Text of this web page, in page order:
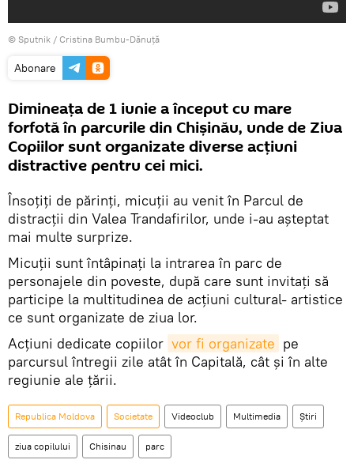
© Sputnik / Cristina Bumbu-Dănuță
Abonare
Dimineața de 1 iunie a început cu mare
forfotă în parcurile din Chișinău, unde de Ziua
Copiilor sunt organizate diverse acțiuni
distractive pentru cei mici.
Însoțiți de părinți, micuții au venit în Parcul de
distracții din Valea Trandafirilor, unde i-au așteptat
mai multe surprize.
Micuții sunt întâpinați la intrarea în parc de
personajele din poveste, după care sunt invitați să
participe la multitudinea de acțiuni cultural- artistice
ce sunt organizate de ziua lor.
Acțiuni dedicate copiilor vor fi organizate pe
parcursul întregii zile atât în Capitală, cât și în alte
regiunie ale țării.
Republica Moldova Societate Videoclub Multimedia Știri
ziua copilului Chisinau parc